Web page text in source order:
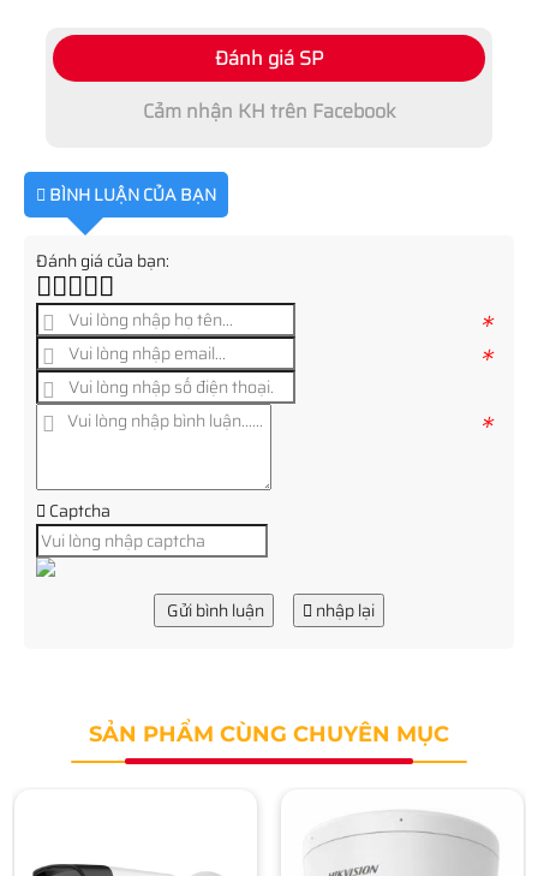
Đánh giá SP
Cảm nhận KH trên Facebook
BÌNH LUẬN CỦA BẠN
Đánh giá của bạn:
*
*
*
Captcha
Gửi bình luận nhập lại
SẢN PHẨM CÙNG CHUYÊN MỤC
Camera IP HIKVISION DS-
2CD2623G2-LIZS2U